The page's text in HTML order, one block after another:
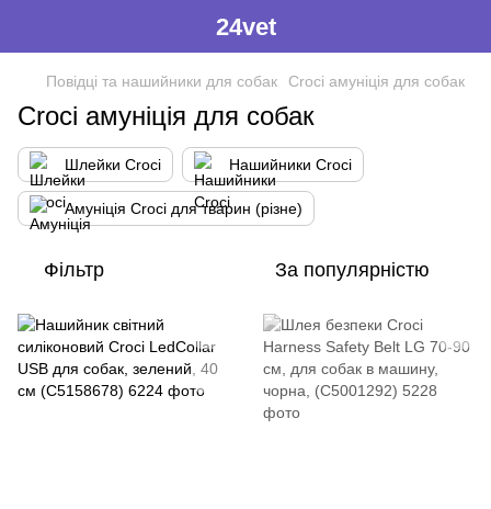
24vet
Повідці та нашийники для собак Croci амуніція для собак
Croci амуніція для собак
Шлейки Croci Нашийники Croci
Амуніція Croci для тварин (різне)
Фільтр За популярністю